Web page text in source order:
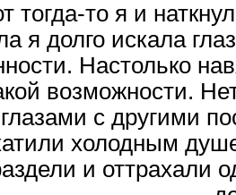
тогда-то я и
я долго искала
Настолько
возможности.
с другими
холодным
и